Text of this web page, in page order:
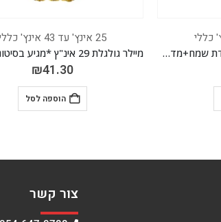
מיילר 24 אינ'ץ טורקיז יום הולדת שמח+מדבקה *מגיע בסיטונאות חבילה של 5 יח'*
25 אינץ' עד 43 אינץ' כללי
₪41.30
הוספה לסל
צור קשר